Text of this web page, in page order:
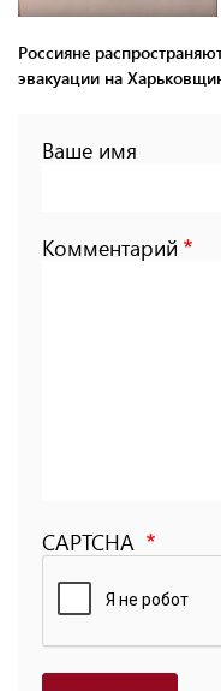
Россияне
эвакуации на
Ваше имя
Комментарий
CAPTCHA